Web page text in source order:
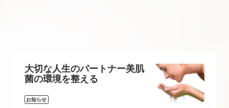
大切な人生のパートナー美肌
菌の環境を整える
お知らせ